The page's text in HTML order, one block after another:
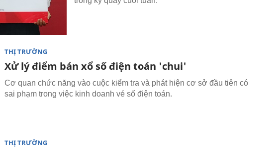
THỊ TRƯỜNG
Xử lý điểm bán xổ số điện toán 'chui'
Cơ quan chức năng vào cuộc kiểm tra và phát hiện cơ sở đầu tiên có
sai phạm trong việc kinh doanh vé số điện toán.
THỊ TRƯỜNG